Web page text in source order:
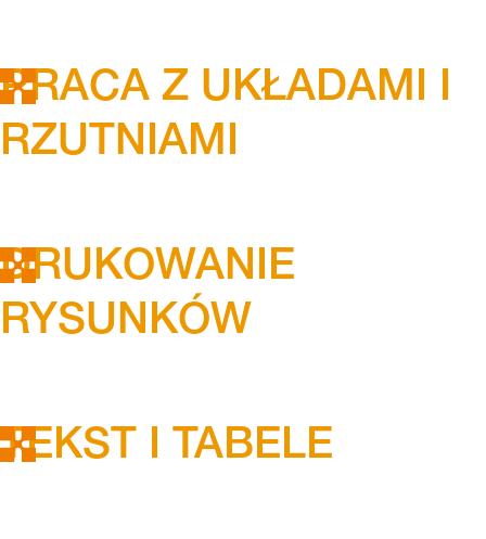
PRACA Z UKŁADAMI I
RZUTNIAMI
DRUKOWANIE
RYSUNKÓW
TEKST I TABELE